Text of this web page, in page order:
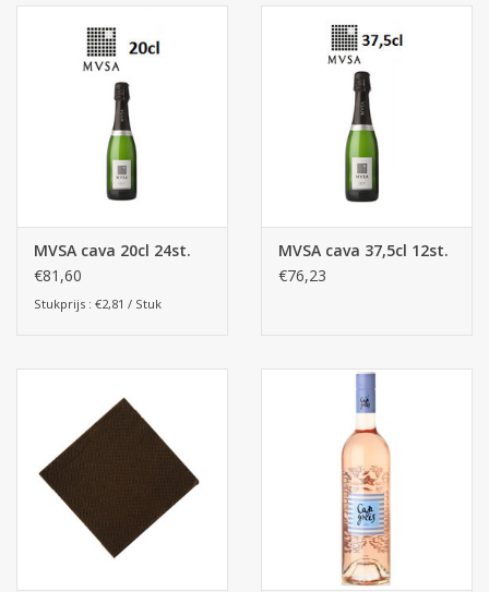
MVSA cava 20cl 24st.
€81,60
Stukprijs : €2,81 / Stuk
MVSA cava 37,5cl 12st.
€76,23